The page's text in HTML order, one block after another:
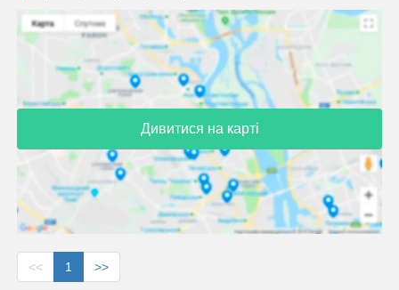
Дивитися на карті
<< 1 >>